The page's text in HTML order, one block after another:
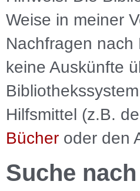
Weise in meiner
Nachfragen
keine Auskünfte
Hilfsmittel (z.B.
Bücher oder den
Suche